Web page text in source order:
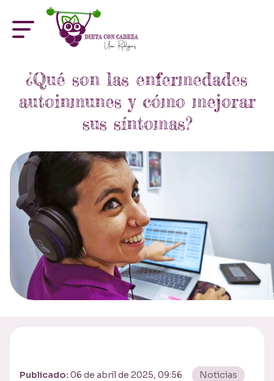
¿Qué son las enfermedades
autoinmunes y cómo mejorar
sus síntomas?
Publicado: 06 de abril de 2025, 09:56 Noticias